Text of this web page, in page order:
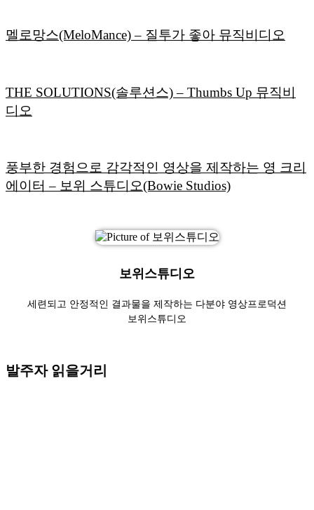
멜로망스(MeloMance) – 질투가 좋아 뮤직비디오
THE SOLUTIONS(솔루션스) – Thumbs Up 뮤직비
디오
풍부한 경험으로 감각적인 영상을 제작하는 영 크리
에이터 – 보위 스튜디오(Bowie Studios)
보위스튜디오
세련되고 안정적인 결과물을 제작하는 다분야 영상프로덕션
보위스튜디오
발주자 읽을거리